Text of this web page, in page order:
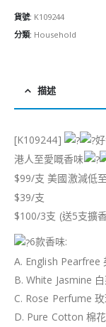
貨號: K109244
分類: Household
描述
[K109244]
港人至愛嘅香味
$99/支 美國激減低
$39/支
$100/3支 (送5支擴
6款香味:
A. English Pearfree
B. White Jasmine
C. Rose Perfume
D. Pure Cotton 棉